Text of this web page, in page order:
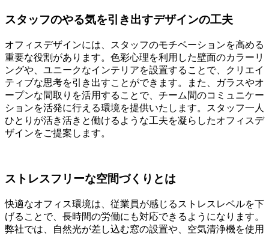
スタッフのやる気を引き出すデザインの工夫
オフィスデザインには、スタッフのモチベーションを高める
重要な役割があります。色彩心理を利用した壁面のカラーリ
ングや、ユニークなインテリアを設置することで、クリエイ
ティブな思考を引き出すことができます。また、ガラスやオ
ープンな間取りを活用することで、チーム間のコミュニケー
ションを活発に行える環境を提供いたします。スタッフ一人
ひとりが活き活きと働けるような工夫を凝らしたオフィスデ
ザインをご提案します。
ストレスフリーな空間づくりとは
快適なオフィス環境は、従業員が感じるストレスレベルを下
げることで、長時間の労働にも対応できるようになります。
弊社では、自然光が差し込む窓の設置や、空気清浄機を使用